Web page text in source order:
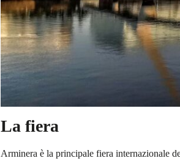
La fiera
Arminera è la principale fiera internazionale